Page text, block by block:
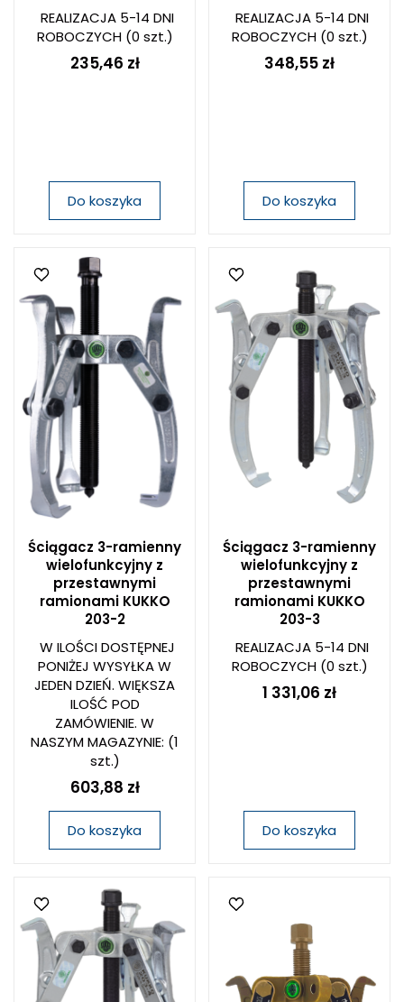
REALIZACJA 5-14 DNI
ROBOCZYCH(0 szt.)
235,46 zł
Do koszyka
REALIZACJA 5-14 DNI
ROBOCZYCH(0 szt.)
348,55 zł
Do koszyka
Ściągacz 3-ramienny
wielofunkcyjny z
przestawnymi
ramionami KUKKO
203-2
W ILOŚCI DOSTĘPNEJ
PONIŻEJ WYSYŁKA W
JEDEN DZIEŃ. WIĘKSZA
ILOŚĆ POD
ZAMÓWIENIE. W
NASZYM MAGAZYNIE: (1
szt.)
603,88 zł
Do koszyka
Ściągacz 3-ramienny
wielofunkcyjny z
przestawnymi
ramionami KUKKO
203-3
REALIZACJA 5-14 DNI
ROBOCZYCH(0 szt.)
1 331,06 zł
Do koszyka